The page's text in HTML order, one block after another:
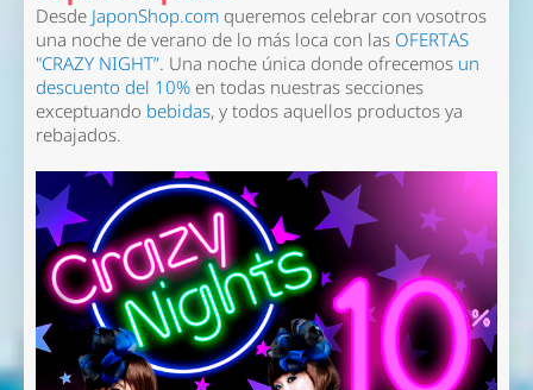
Desde JaponShop.comqueremos celebrar con vosotros
una noche de verano de lo más loca con las OFERTAS
"CRAZY NIGHT”. Una noche única donde ofrecemos un
descuento del 10%en todas nuestras secciones
exceptuando bebidas, y todos aquellos productos ya
rebajados.